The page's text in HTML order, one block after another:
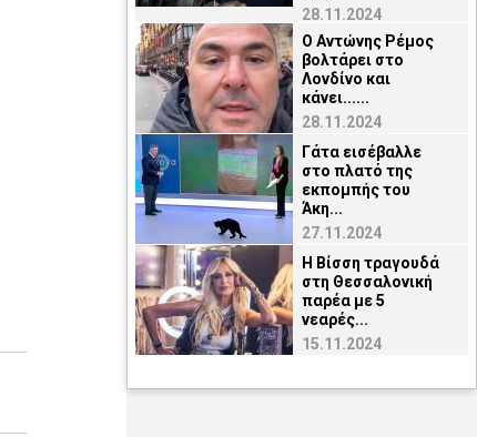
28.11.2024
O Αντώνης Ρέμος
βολτάρει στο
Λονδίνο και
κάνει......
28.11.2024
Γάτα εισέβαλλε
στο πλατό της
εκπομπής του
Άκη...
27.11.2024
H Βίσση τραγουδά
στη Θεσσαλονική
παρέα με 5
νεαρές...
15.11.2024